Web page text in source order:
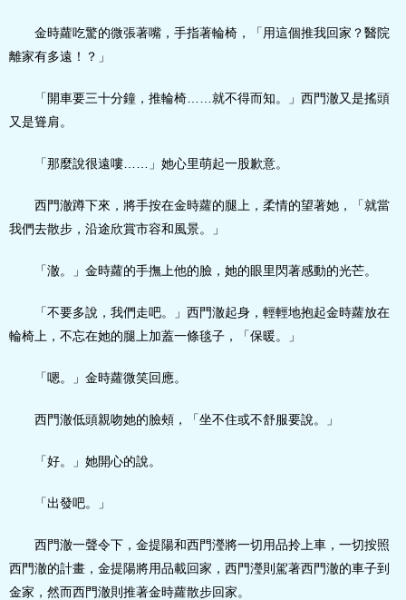
金時蘿吃驚的微張著嘴，手指著輪椅，「用這個推我回家？醫院
離家有多遠！？」
「開車要三十分鐘，推輪椅……就不得而知。」西門澈又是搖頭
又是聳肩。
「那麼說很遠嘍……」她心里萌起一股歉意。
西門澈蹲下來，將手按在金時蘿的腿上，柔情的望著她，「就當
我們去散步，沿途欣賞市容和風景。」
「澈。」金時蘿的手撫上他的臉，她的眼里閃著感動的光芒。
「不要多說，我們走吧。」西門澈起身，輕輕地抱起金時蘿放在
輪椅上，不忘在她的腿上加蓋一條毯子，「保暖。」
「嗯。」金時蘿微笑回應。
西門澈低頭親吻她的臉頰，「坐不住或不舒服要說。」
「好。」她開心的說。
「出發吧。」
西門澈一聲令下，金提陽和西門瀅將一切用品拎上車，一切按照
西門澈的計畫，金提陽將用品載回家，西門瀅則駕著西門澈的車子到
金家，然而西門澈則推著金時蘿散步回家。